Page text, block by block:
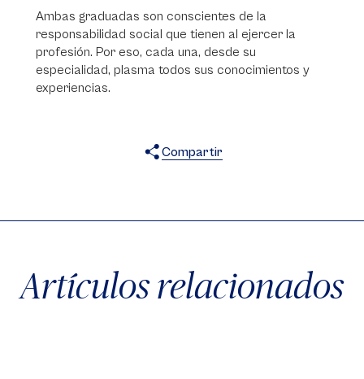
Ambas graduadas son conscientes de la
responsabilidad social que tienen al ejercer la
profesión. Por eso, cada una, desde su
especialidad, plasma todos sus conocimientos y
experiencias.
Compartir
Artículos relacionados